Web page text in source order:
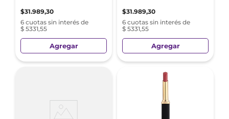
$31.989,30
6 cuotas sin interés de
$ 5331,55
Agregar
$31.989,30
6 cuotas sin interés de
$ 5331,55
Agregar